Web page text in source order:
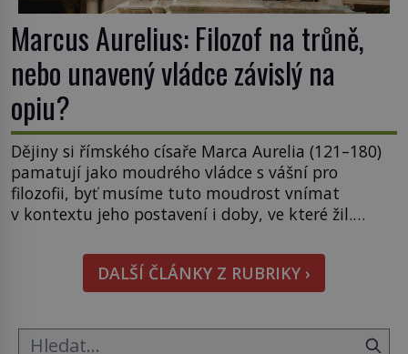
Marcus Aurelius: Filozof na trůně,
nebo unavený vládce závislý na
opiu?
Dějiny si římského císaře Marca Aurelia (121–180)
pamatují jako moudrého vládce s vášní pro
filozofii, byť musíme tuto moudrost vnímat
v kontextu jeho postavení i doby, ve které žil.
pravdu na padrť a prohlásit, že to byl jen životem
unavený a drogou ovládaný muž? Marcus Aurelius
byl zastáncem stoicismu, učení, […]
DALŠÍ ČLÁNKY Z RUBRIKY ›